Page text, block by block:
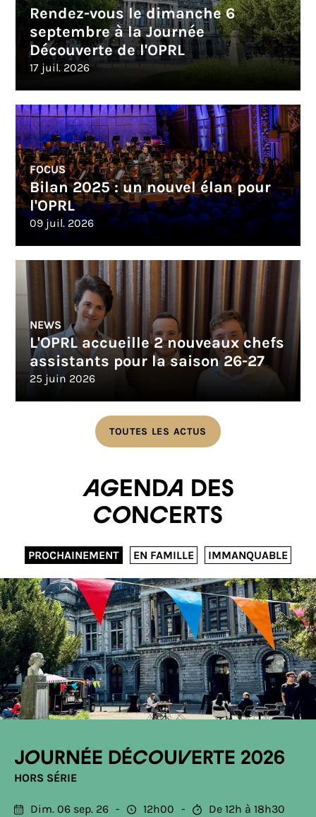
Rendez-vous le dimanche 6
septembre à la Journée
Découverte de l'OPRL
17 juil. 2026
FOCUS
Bilan 2025 : un nouvel élan pour
l'OPRL
09 juil. 2026
NEWS
L'OPRL accueille 2 nouveaux chefs
assistants pour la saison 26-27
25 juin 2026
TOUTES LES ACTUS
Agenda des
concerts
PROCHAINEMENT EN FAMILLE IMMANQUABLE
Journée découverte 2026
HORS SÉRIE
Dim. 06 sep. 26 12h00
De 12h à 18h30